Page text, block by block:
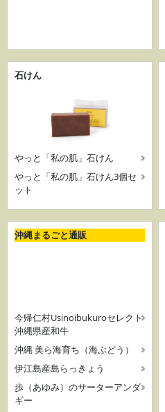
石けん
やっと「私の肌」石けん
やっと「私の肌」石けん3個セ
ット
沖縄まるごと通販
今帰仁村Usinoibukuroセレクト
沖縄県産和牛
沖縄 美ら海育ち（海ぶどう）
伊江島産島らっきょう
歩（あゆみ）のサーターアンダ
ギー